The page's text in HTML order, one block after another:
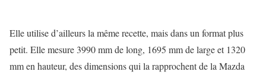
Elle utilise d’ailleurs la même recette, mais dans un format plus
petit. Elle mesure 3990 mm de long, 1695 mm de large et 1320
mm en hauteur, des dimensions qui la rapprochent de la Mazda